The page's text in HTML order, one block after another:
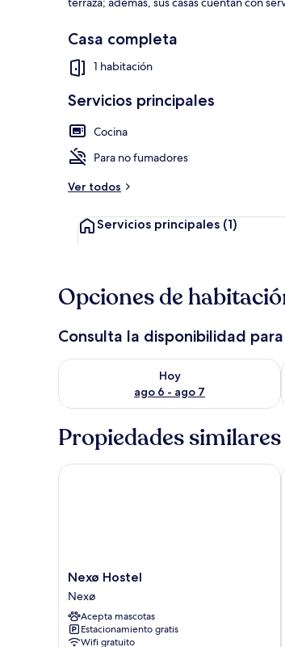
Casa completa
1 habitación
Servicios principales
Cocina
Para no fumadores
Ver todos
Servicios principales (1)
Opciones de
Consulta la disponibilidad
Hoy
ago 6 - ago 7
Consulta la disponibilidad para hoy
Propiedades similares
Nexø
Hostel
Nexø
Nexø Hostel
Nexø
Acepta mascotas
Estacionamiento gratis
Wifi gratuito
Nexø Hostel